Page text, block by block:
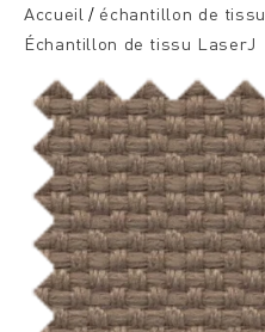
Accueil
échantillon de tissu
Échantillon de tissu LaserJ
l'information
sur le
produit